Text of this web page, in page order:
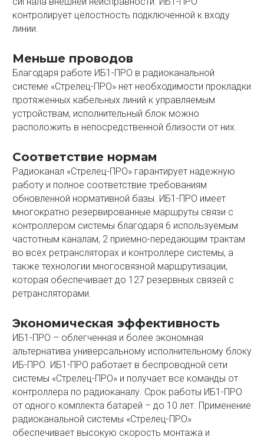
контролирует целостность подключенной к входу
линии.
Меньше проводов
Благодаря работе ИБ1-ПРО в радиоканальной
системе «Стрелец-ПРО» нет необходимости прокладки
протяженных кабельных линий к управляемым
устройствам, исполнительный блок можно
расположить в непосредственной близости от них.
Соответствие нормам
Радиоканал «Стрелец-ПРО» гарантирует надежную
работу и полное соответствие требованиям
обновленной нормативной базы. ИБ1-ПРО имеет
многократно резервированные маршруты связи с
контроллером системы благодаря 6 используемым
частотным каналам, 2 приемно-передающим трактам
во всех ретрансляторах и контроллере системы, а
также технологии многосвязной маршрутизации,
которая обеспечивает до 127 резервных связей с
ретрансляторами.
Экономическая эффективность
ИБ1-ПРО – облегченная и более экономная
альтернатива универсальному исполнительному блоку
ИБ-ПРО. ИБ1-ПРО работает в беспроводной сети
системы «Стрелец-ПРО» и получает все команды от
контроллера по радиоканалу. Срок работы ИБ1-ПРО
от одного комплекта батарей – до 10 лет. Применение
радиоканальной системы «Стрелец-ПРО»
обеспечивает высокую скорость монтажа и